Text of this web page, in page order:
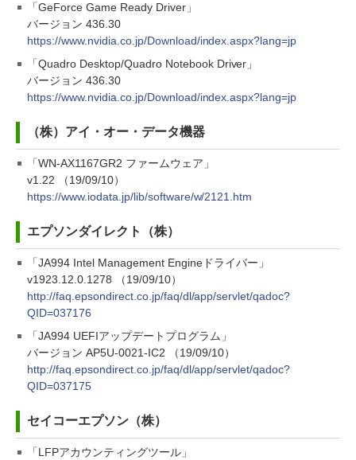
「GeForce Game Ready Driver」
バージョン 436.30
https://www.nvidia.co.jp/Download/index.aspx?lang=jp
「Quadro Desktop/Quadro Notebook Driver」
バージョン 436.30
https://www.nvidia.co.jp/Download/index.aspx?lang=jp
（株）アイ・オー・データ機器
「WN-AX1167GR2 ファームウェア」
v1.22 （19/09/10）
https://www.iodata.jp/lib/software/w/2121.htm
エプソンダイレクト（株）
「JA994 Intel Management Engineドライバー」
v1923.12.0.1278 （19/09/10）
http://faq.epsondirect.co.jp/faq/dl/app/servlet/qadoc?
QID=037176
「JA994 UEFIアップデートプログラム」
バージョン AP5U-0021-IC2 （19/09/10）
http://faq.epsondirect.co.jp/faq/dl/app/servlet/qadoc?
QID=037175
セイコーエプソン（株）
「LFPアカウンティングツール」